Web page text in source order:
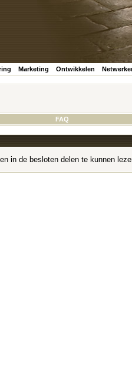
Marketing Ontwikkelen
FAQ
in de besloten delen te kunnen